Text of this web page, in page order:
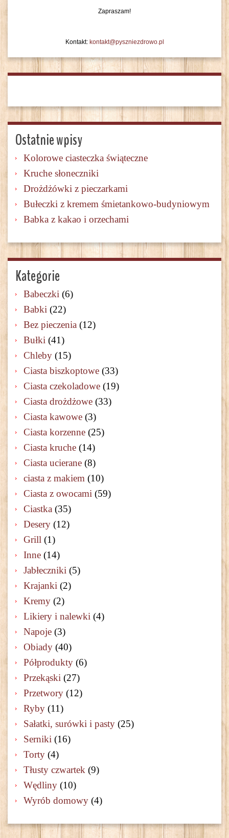
Zapraszam!
Kontakt: kontakt@pyszniezdrowo.pl
Ostatnie wpisy
Kolorowe ciasteczka świąteczne
Kruche słoneczniki
Drożdżówki z pieczarkami
Bułeczki z kremem śmietankowo-budyniowym
Babka z kakao i orzechami
Kategorie
Babeczki (6)
Babki (22)
Bez pieczenia (12)
Bułki (41)
Chleby (15)
Ciasta biszkoptowe (33)
Ciasta czekoladowe (19)
Ciasta drożdżowe (33)
Ciasta kawowe (3)
Ciasta korzenne (25)
Ciasta kruche (14)
Ciasta ucierane (8)
ciasta z makiem (10)
Ciasta z owocami (59)
Ciastka (35)
Desery (12)
Grill (1)
Inne (14)
Jabłeczniki (5)
Krajanki (2)
Kremy (2)
Likiery i nalewki (4)
Napoje (3)
Obiady (40)
Półprodukty (6)
Przekąski (27)
Przetwory (12)
Ryby (11)
Sałatki, surówki i pasty (25)
Serniki (16)
Torty (4)
Tłusty czwartek (9)
Wędliny (10)
Wyrób domowy (4)